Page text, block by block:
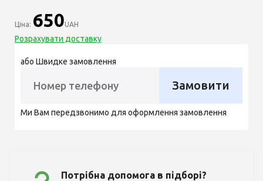
Ціна: 650UAH
Розрахувати доставку
або Швидке замовлення
Замовити
Ми Вам передзвонимо для оформлення замовлення
Потрібна допомога в підборі?